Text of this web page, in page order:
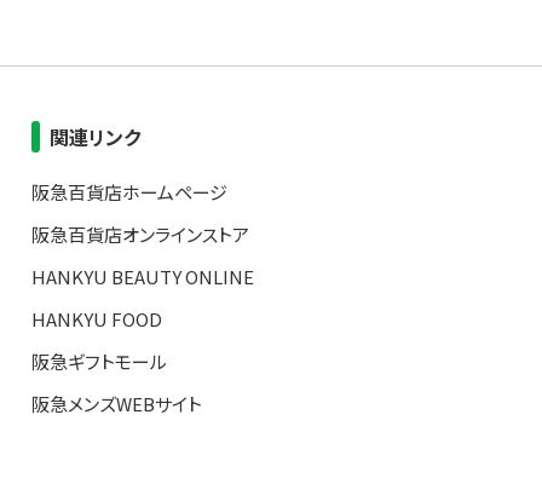
関連リンク
阪急百貨店ホームページ
阪急百貨店オンラインストア
HANKYU BEAUTY ONLINE
HANKYU FOOD
阪急ギフトモール
阪急メンズWEBサイト